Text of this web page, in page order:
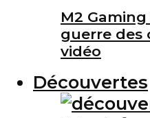
M2 Gaming
guerre des
vidéo
Découvertes